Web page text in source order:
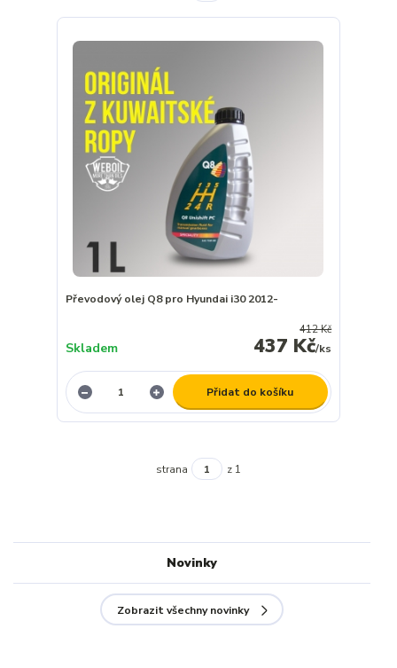
Převodový olej Q8 pro Hyundai i30 2012-
412 Kč
437 Kč/ks
Skladem
Přidat do košíku
strana z 1
Novinky
Zobrazit všechny novinky